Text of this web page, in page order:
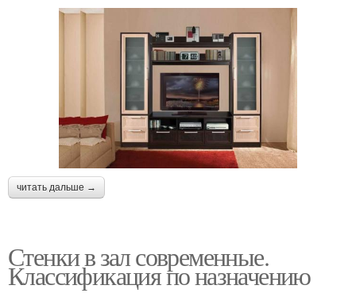
читать дальше →
Стенки в зал современные.
Классификация по назначению